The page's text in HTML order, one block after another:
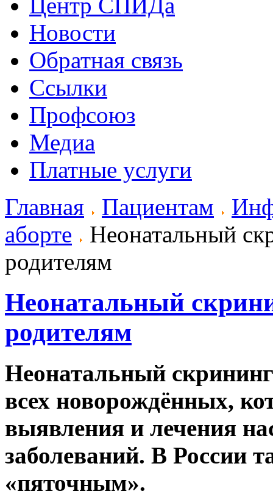
Центр СПИДа
Новости
Обратная связь
Ссылки
Профсоюз
Медиа
Платные услуги
Главная
Пациентам
аборте
Неонатальный
родителям
Неонатальный
родителям
Неонатальный скрининг
всех новорождённых,
выявления и лечения
заболеваний. В России
«пяточным».